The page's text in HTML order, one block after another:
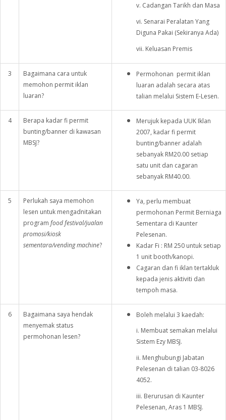
v. Cadangan Tarikh dan Masa
vi. Senarai Peralatan Yang
Diguna Pakai (Sekiranya Ada)
vii. Keluasan Premis
3
Bagaimana cara untuk
memohon permit iklan
luaran?
Permohonan permit iklan
luaran adalah secara atas
talian melalui Sistem E-Lesen.
4
Berapa kadar fi permit
bunting/banner di kawasan
MBSJ?
Merujuk kepada UUK Iklan
2007, kadar fi permit
bunting/banner adalah
sebanyak RM20.00 setiap
satu unit dan cagaran
sebanyak RM40.00.
5
Perlukah saya memohon
lesen untuk mengadnitakan
program food festival/jualan
promosi/kiosk
sementara/vending machine?
Ya, perlu membuat
permohonan Permit Berniaga
Sementara di Kaunter
Pelesenan.
Kadar Fi : RM 250 untuk setiap
1 unit booth/kanopi.
Cagaran dan fi iklan tertakluk
kepada jenis aktiviti dan
tempoh masa.
6
Bagaimana saya hendak
menyemak status
permohonan lesen?
Boleh melalui 3 kaedah:
i. Membuat semakan melalui
Sistem Ezy MBSJ.
ii. Menghubungi Jabatan
Pelesenan di talian 03-8026
4052.
iii. Berurusan di Kaunter
Pelesenan, Aras 1 MBSJ.